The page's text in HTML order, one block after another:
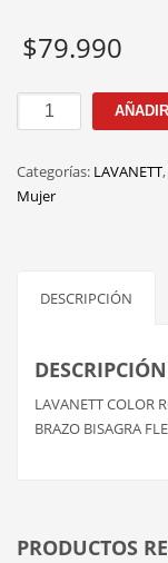
$79.990
100211
C1
cantidad
Categorías: LAVANETT,
Mujer
DESCRIPCIÓN
DESCRIPCIÓN
LAVANETT COLOR
BRAZO BISAGRA
PRODUCTOS